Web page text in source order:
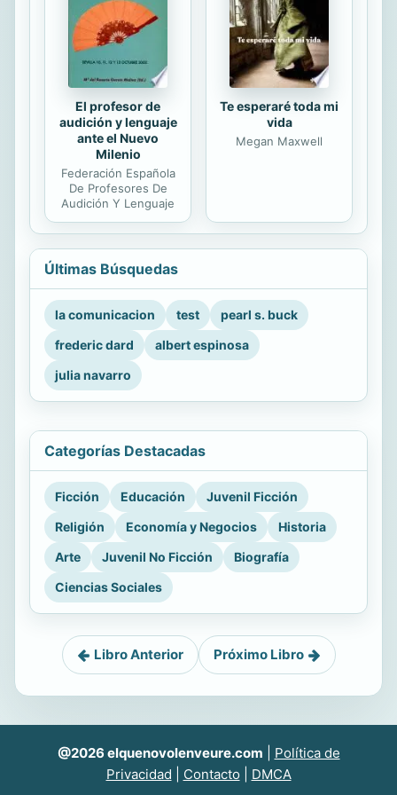
El profesor de
audición y lenguaje
ante el Nuevo
Milenio
Federación Española
De Profesores De
Audición Y Lenguaje
Te esperaré toda mi
vida
Megan Maxwell
Últimas Búsquedas
la comunicacion test
pearl s. buck
frederic dard
albert espinosa
julia navarro
Categorías Destacadas
Ficción Educación
Juvenil Ficción
Religión
Economía y Negocios
Historia
Arte
Juvenil No Ficción
Biografía
Ciencias Sociales
Libro Anterior Próximo Libro
@2026 elquenovolenveure.com
Política de
Privacidad
Contacto DMCA